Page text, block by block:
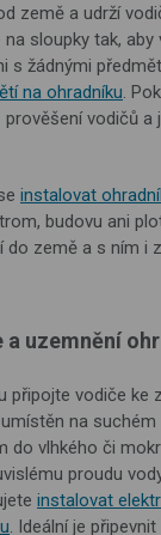
země a udrží
na sloupky tak, aby
s žádnými
na ohradníku.
vodičů a
instalovat
budovu ani
do země a s ním i
uzemnění
připojte vodiče ke
na suchém
do vlhkého či
proudu
instalovat
. Ideální je